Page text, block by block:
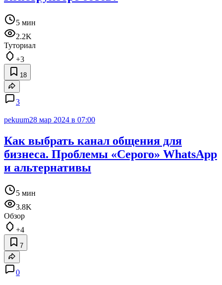
5 мин
2.2K
Туториал
+3
18
3
pekuum28 мар 2024 в 07:00
Как выбрать канал общения для
бизнеса. Проблемы «Серого» WhatsApp
и альтернативы
5 мин
3.8K
Обзор
+4
7
0